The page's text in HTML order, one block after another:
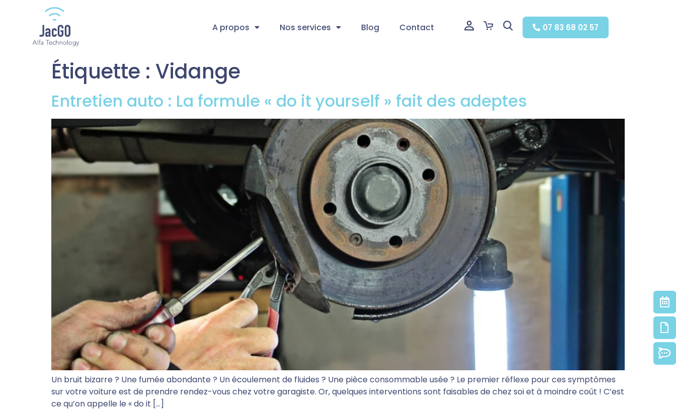
A propos Nos services Blog Contact 07 83 68 02 57
Étiquette : Vidange
Entretien auto : La formule « do it yourself » fait des adeptes
Un bruit bizarre ? Une fumée abondante ? Un écoulement de fluides ? Une pièce consommable usée ? Le premier réflexe pour ces symptômes
sur votre voiture est de prendre rendez-vous chez votre garagiste. Or, quelques interventions sont faisables de chez soi et à moindre coût ! C’est
ce qu’on appelle le « do it […]